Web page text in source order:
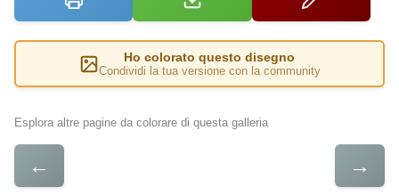
Ho colorato questo disegno
Condividi la tua versione con la community
Esplora altre pagine da colorare di questa galleria
← →